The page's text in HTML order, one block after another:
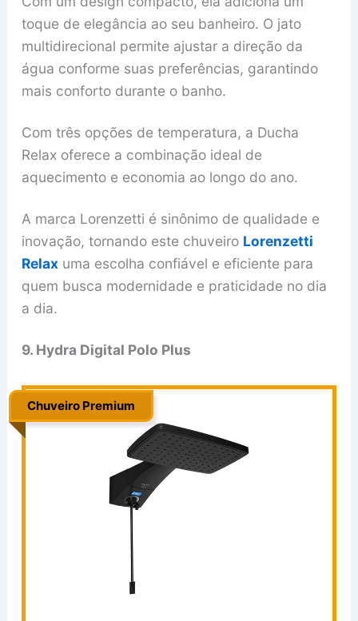
toque de elegância ao seu banheiro. O jato
multidirecional permite ajustar a direção da
água conforme suas preferências, garantindo
mais conforto durante o banho.
Com três opções de temperatura, a Ducha
Relax oferece a combinação ideal de
aquecimento e economia ao longo do ano.
A marca Lorenzetti é sinônimo de qualidade e
inovação, tornando este chuveiro Lorenzetti
Relaxuma escolha confiável e eficiente para
quem busca modernidade e praticidade no dia
a dia.
9. Hydra Digital Polo Plus
.
Chuveiro Premium